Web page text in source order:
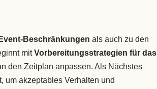
Event-Beschränkungen als auch zu den
mitVorbereitungsstrategien für das
den Zeitplan anpassen. Als Nächstes
um akzeptables Verhalten und